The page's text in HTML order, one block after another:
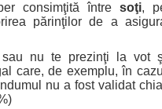
consimţită întresoţi,
părinţilor de a
sau nu te prezinţi la vot
care, de exemplu, în
nu a fost validat